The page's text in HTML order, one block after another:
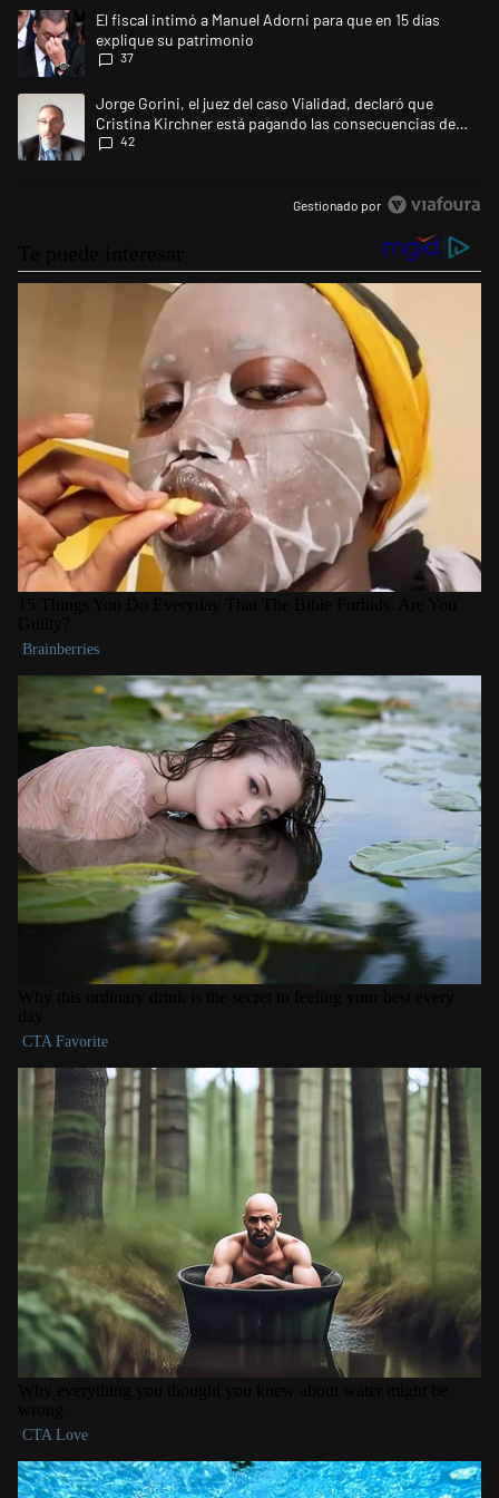
Este listado muestra los artículos con más comentarios en los últimos
Un artículo de tendencia con el título "El fiscal intimó a Manuel Adorni
El fiscal intimó a Manuel Adorni para que en 15 días
explique su patrimonio
37
Un artículo de tendencia con el título "Jorge Gorini, el juez del caso
Jorge Gorini, el juez del caso Vialidad, declaró que
Cristina Kirchner está pagando las consecuencias de
cometer "un delito comprobado"
42
Gestionado por